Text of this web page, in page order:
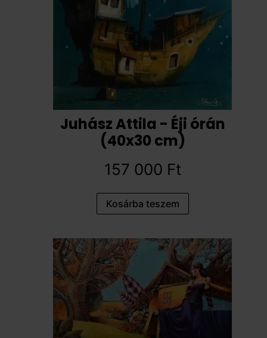
Juhász Attila - Éji órán
(40x30 cm)
157 000 Ft
Kosárba teszem